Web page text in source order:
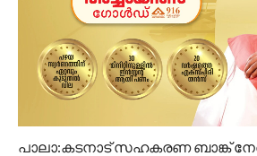
പാലാ:കടനാട് സഹകരണ ബാങ്ക്